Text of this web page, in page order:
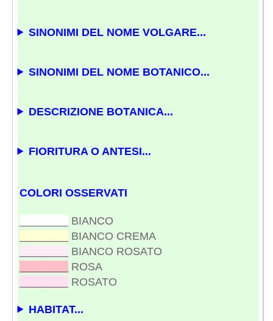
SINONIMI DEL NOME VOLGARE...
SINONIMI DEL NOME BOTANICO...
DESCRIZIONE BOTANICA...
FIORITURA O ANTESI...
COLORI OSSERVATI
BIANCO
BIANCO CREMA
BIANCO ROSATO
ROSA
ROSATO
HABITAT...